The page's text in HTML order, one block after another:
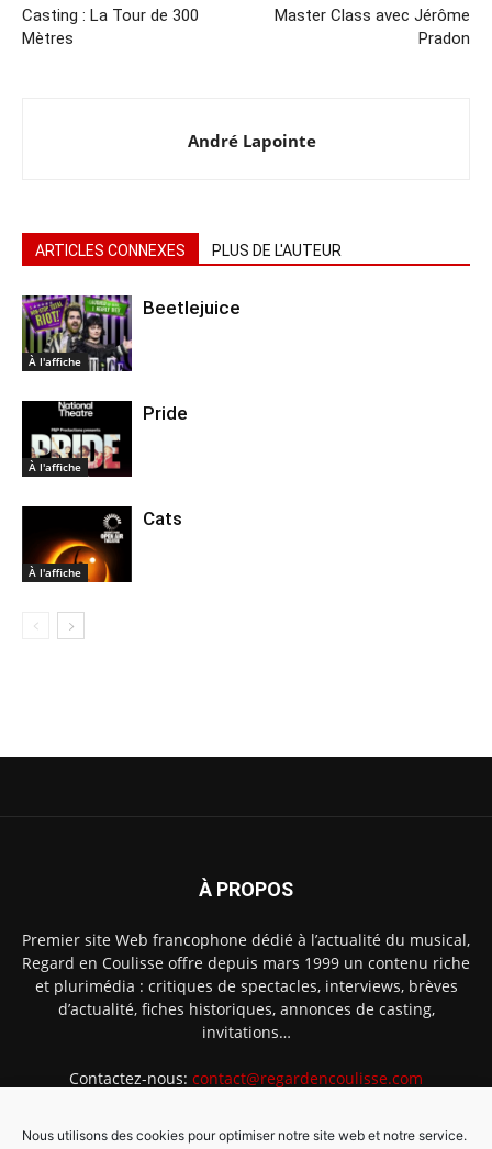
Nous utilisons des cookies pour optimiser notre site web et notre service.
Casting : La Tour de 300
Mètres
Master Class avec Jérôme
Pradon
André Lapointe
ARTICLES CONNEXES PLUS DE L'AUTEUR
À l'affiche
Beetlejuice
À l'affiche
Pride
À l'affiche
Cats
À PROPOS
Premier site Web francophone dédié à l’actualité du musical,
Regard en Coulisse offre depuis mars 1999 un contenu riche
et plurimédia : critiques de spectacles, interviews, brèves
d’actualité, fiches historiques, annonces de casting,
invitations…
Contactez-nous: contact@regardencoulisse.com